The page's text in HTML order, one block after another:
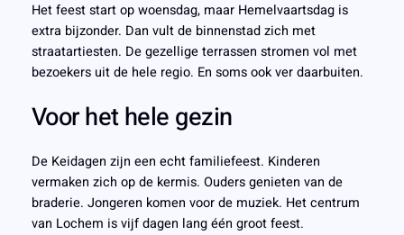
Het feest start op woensdag, maar Hemelvaartsdag is
extra bijzonder. Dan vult de binnenstad zich met
straatartiesten. De gezellige terrassen stromen vol met
bezoekers uit de hele regio. En soms ook ver daarbuiten.
Voor het hele gezin
De Keidagen zijn een echt familiefeest. Kinderen
vermaken zich op de kermis. Ouders genieten van de
braderie. Jongeren komen voor de muziek. Het centrum
van Lochem is vijf dagen lang één groot feest.